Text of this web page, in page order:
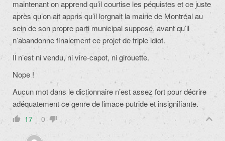
maintenant on apprend qu’il courtise les péquistes et ce juste
après qu’on ait appris qu’il lorgnait la mairie de Montréal au
sein de son propre parti municipal supposé, avant qu’il
n’abandonne finalement ce projet de triple idiot.
Il n’est ni vendu, ni vire-capot, ni girouette.
Nope !
Aucun mot dans le dictionnaire n’est assez fort pour décrire
adéquatement ce genre de limace putride et insignifiante.
17 0